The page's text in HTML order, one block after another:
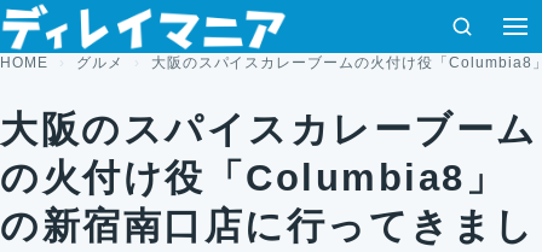
コンテンツへスキップ
検索 メ
HOME グルメ 大阪のスパイスカレーブームの火付け役「Columbia8
大阪のスパイスカレーブーム
の火付け役「Columbia8」
の新宿南口店に行ってきまし